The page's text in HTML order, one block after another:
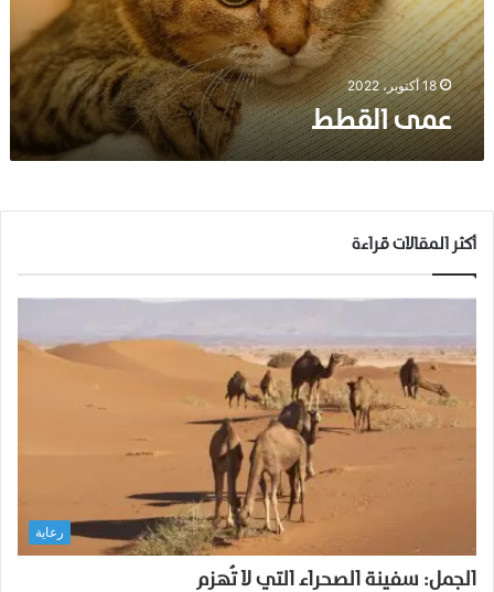
18 أكتوبر، 2022
عمى القطط
أكثر المقالات قراءة
رعاية
الجمل: سفينة الصحراء التي لا تُهزم